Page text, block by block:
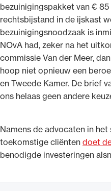
bezuinigingspakket van €
rechtsbijstand in de ijskast
bezuinigingsnoodzaak is
NOvA had, zeker na het
commissie Van der Meer,
hoop niet opnieuw een
en Tweede Kamer. De brief
ons helaas geen andere
Namens de advocaten in
toekomstige cliënten doet
benodigde investeringen